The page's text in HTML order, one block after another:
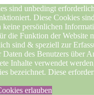
sind unbedingt
Diese Cookies
keine persönlichen
die Funktion der Website
sind & speziell zur
Daten des Benutzers über
Inhalte verwendet
bezeichnet. Diese
erlauben